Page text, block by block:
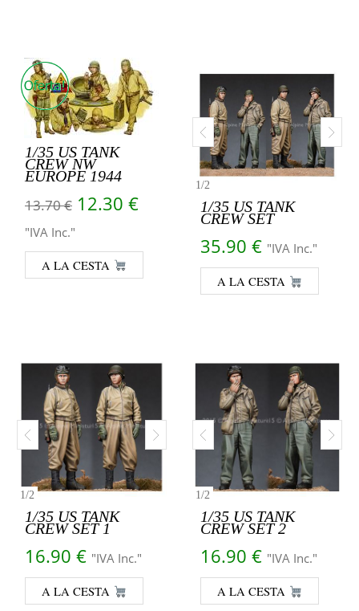
1/35 US TANK
CREW NW
EUROPE 1944
13.70€ El precio original era: 13.70 €.
12.30 €El precio actual es: 12.30
"IVA Inc."
A LA CESTA
1/2
1/35 US TANK
CREW SET
35.90 € "IVA Inc."
A LA CESTA
1/2
1/35 US TANK
CREW SET 1
16.90 € "IVA Inc."
A LA CESTA
1/2
1/35 US TANK
CREW SET 2
16.90 € "IVA Inc."
A LA CESTA